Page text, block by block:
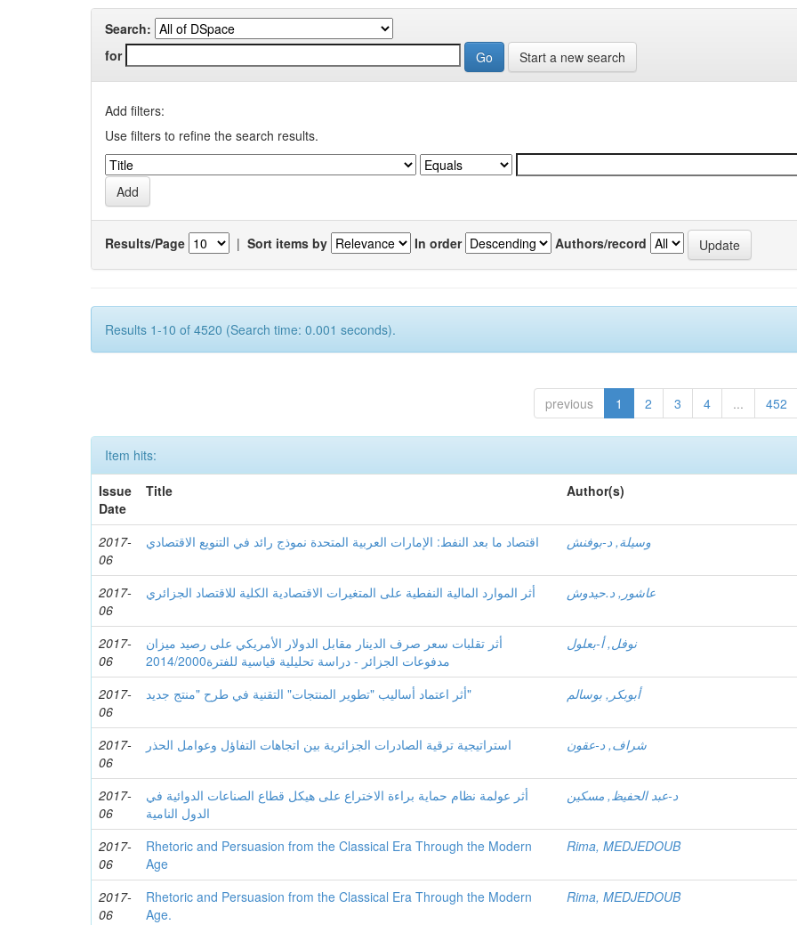
Search:
for
Start a new search
Add filters:
Use filters to refine the search results.
Results/Page | Sort items by In order Authors/record
Results 1-10 of 4520 (Search time: 0.001 seconds).
previous 1 2 3 4 ... 452
Item hits:
Issue
Date
Title Author(s)
2017-
06
اقتصاد ما بعد النفط: الإمارات العربیة المتحدة نموذج رائد في التنویع الاقتصادي وسيلة, د-بوفنش
2017-
06
أثر الموارد المالیة النفطیة على المتغیرات الاقتصادیة الكلیة للاقتصاد الجزائري عاشور, د.حيدوش
2017-
06
أثر تقلبات سعر صرف الدینار مقابل الدولار الأمریكي على رصید میزان
مدفوعات الجزائر - دراسة تحلیلیة قیاسیة للفترة2014/2000
نوفل, أ-بعلول
2017-
06
أثر اعتماد أسالیب "تطویر المنتجات" التقنیة في طرح "منتج جدید" أبوبكر, بوسالم
2017-
06
استراتیجیة ترقیة الصادرات الجزائریة بین اتجاهات التفاؤل وعوامل الحذر شراف, د-عقون
2017-
06
أثر عولمة نظام حمایة براءة الاختراع على هیكل قطاع الصناعات الدوائیة في
الدول النامیة
د-عبد الحفيظ, مسكين
2017-
06
Rhetoric and Persuasion from the Classical Era Through the Modern
Age
Rima, MEDJEDOUB
2017-
06
Rhetoric and Persuasion from the Classical Era Through the Modern
Age.
Rima, MEDJEDOUB